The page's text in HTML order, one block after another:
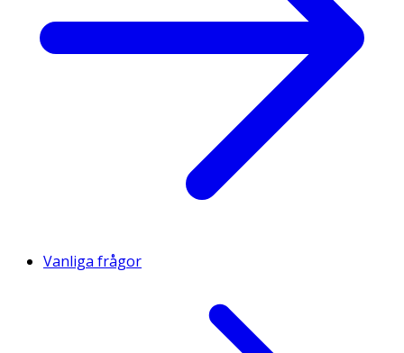
Vanliga frågor